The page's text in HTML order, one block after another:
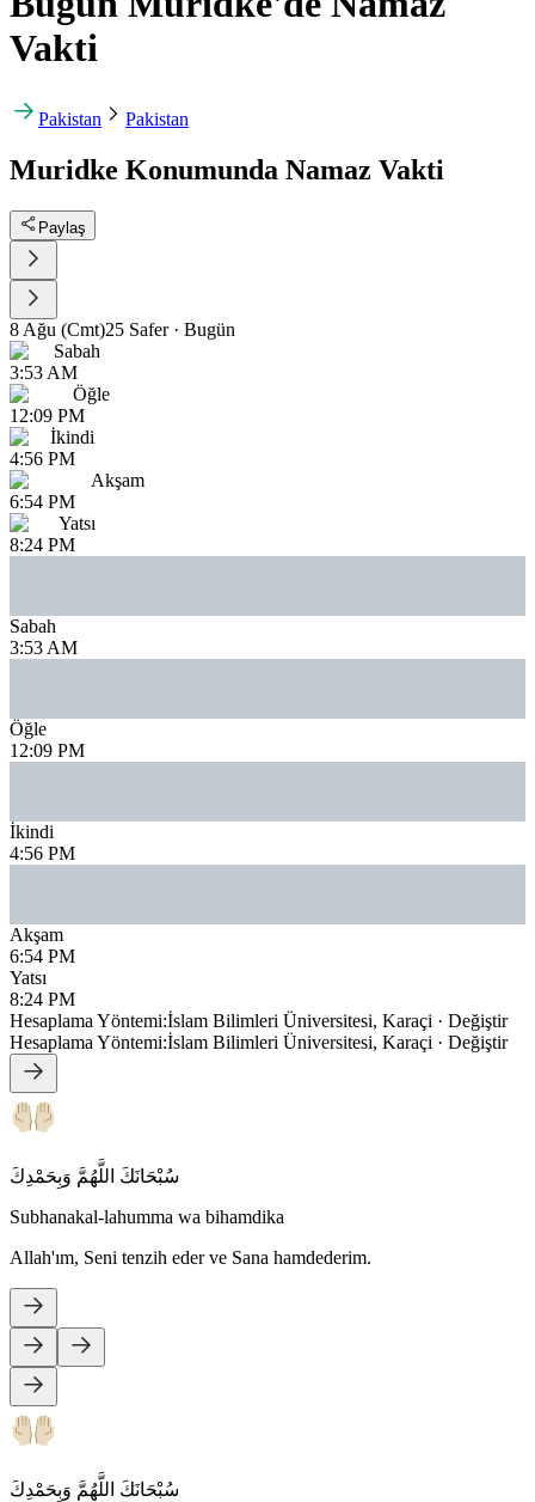
Vakti
Pakistan Pakistan
Muridke Konumunda Namaz Vakti
Paylaş
8 Ağu (Cmt)25 Safer· Bugün
Sabah
3:53 AM
Öğle
12:09 PM
İkindi
4:56 PM
Akşam
6:54 PM
Yatsı
8:24 PM
Sabah
3:53 AM
Öğle
12:09 PM
İkindi
4:56 PM
Akşam
6:54 PM
Yatsı
8:24 PM
Hesaplama Yöntemi:İslam Bilimleri Üniversitesi, Karaçi · Değiştir
Hesaplama Yöntemi:İslam Bilimleri Üniversitesi, Karaçi · Değiştir
سُبْحَانَكَ اللَّهُمَّ وَبِحَمْدِكَ
Subhanakal-lahumma wa bihamdika
Allah'ım, Seni tenzih eder ve Sana hamdederim.
سُبْحَانَكَ اللَّهُمَّ وَبِحَمْدِكَ